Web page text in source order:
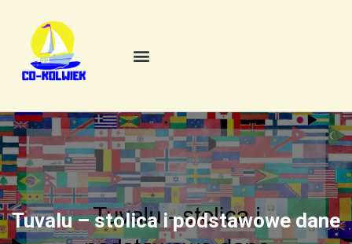
Tuvalu – stolica i podstawowe dane